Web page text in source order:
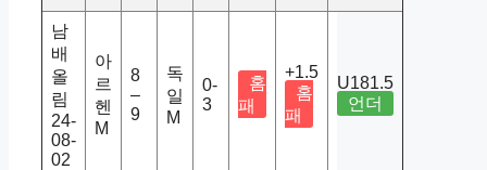
남
배
올
림
24-
08-
02
아
르
헨
M
8
–
9
독
일
M
0-
3
홈
패
+1.5
홈
패
U181.5
언더